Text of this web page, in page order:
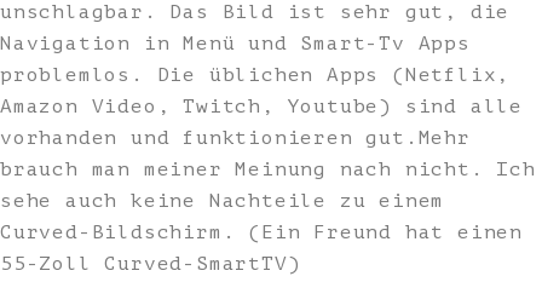
unschlagbar. Das Bild ist sehr gut, die
Navigation in Menü und Smart-Tv Apps
problemlos. Die üblichen Apps (Netflix,
Amazon Video, Twitch, Youtube) sind alle
vorhanden und funktionieren gut.Mehr
brauch man meiner Meinung nach nicht. Ich
sehe auch keine Nachteile zu einem
Curved-Bildschirm. (Ein Freund hat einen
55-Zoll Curved-SmartTV)